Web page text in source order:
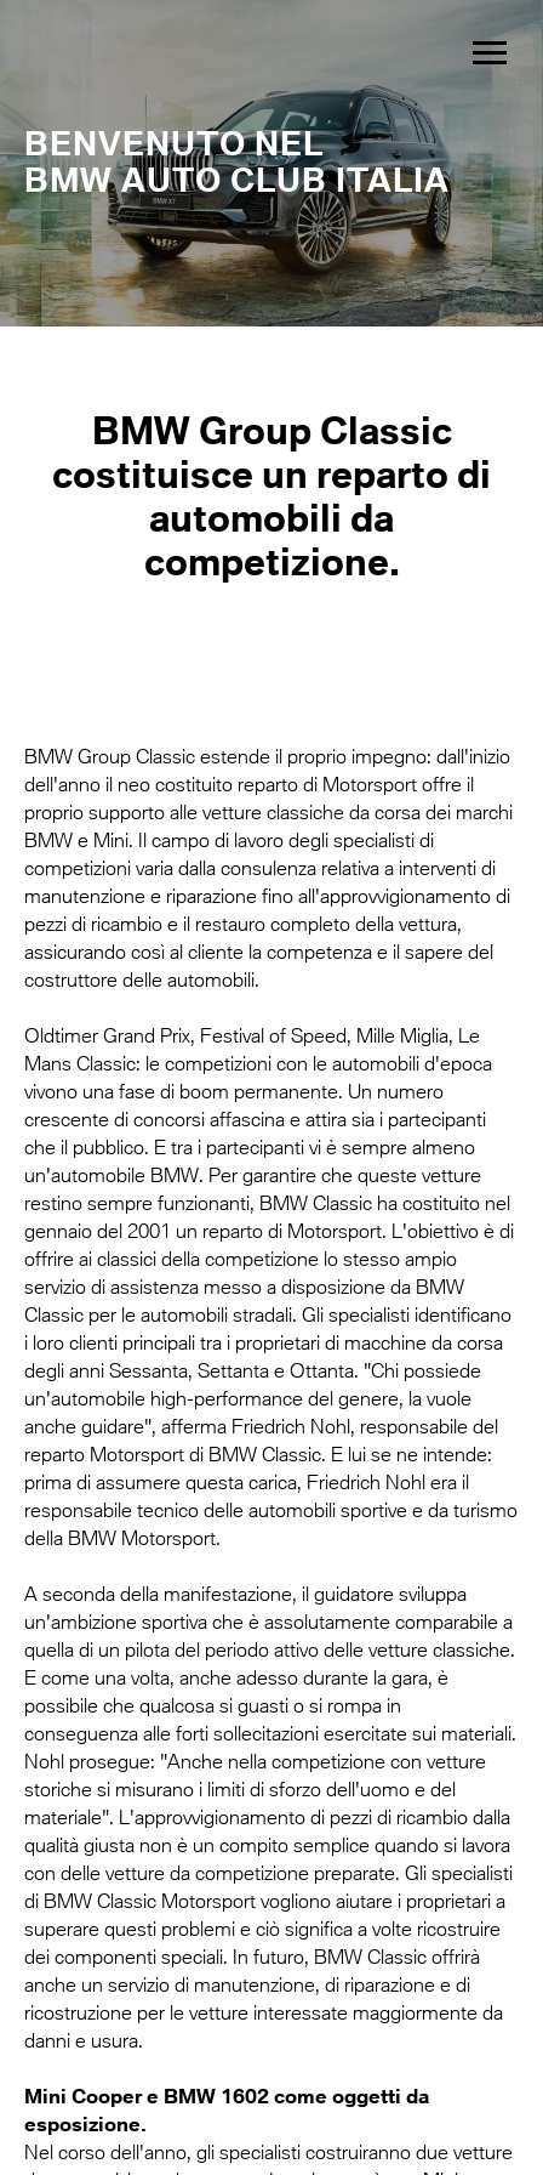
BENVENUTO NEL
BMW AUTO CLUB ITALIA
BMW Group Classic
costituisce un reparto di
automobili da
competizione.
BMW Group Classic estende il proprio impegno: dall'inizio
dell'anno il neo costituito reparto di Motorsport offre il
proprio supporto alle vetture classiche da corsa dei marchi
BMW e Mini. Il campo di lavoro degli specialisti di
competizioni varia dalla consulenza relativa a interventi di
manutenzione e riparazione fino all'approvvigionamento di
pezzi di ricambio e il restauro completo della vettura,
assicurando così al cliente la competenza e il sapere del
costruttore delle automobili.
Oldtimer Grand Prix, Festival of Speed, Mille Miglia, Le
Mans Classic: le competizioni con le automobili d'epoca
vivono una fase di boom permanente. Un numero
crescente di concorsi affascina e attira sia i partecipanti
che il pubblico. E tra i partecipanti vi è sempre almeno
un'automobile BMW. Per garantire che queste vetture
restino sempre funzionanti, BMW Classic ha costituito nel
gennaio del 2001 un reparto di Motorsport. L'obiettivo è di
offrire ai classici della competizione lo stesso ampio
servizio di assistenza messo a disposizione da BMW
Classic per le automobili stradali. Gli specialisti identificano
i loro clienti principali tra i proprietari di macchine da corsa
degli anni Sessanta, Settanta e Ottanta. "Chi possiede
un'automobile high-performance del genere, la vuole
anche guidare", afferma Friedrich Nohl, responsabile del
reparto Motorsport di BMW Classic. E lui se ne intende:
prima di assumere questa carica, Friedrich Nohl era il
responsabile tecnico delle automobili sportive e da turismo
della BMW Motorsport.
A seconda della manifestazione, il guidatore sviluppa
un'ambizione sportiva che è assolutamente comparabile a
quella di un pilota del periodo attivo delle vetture classiche.
E come una volta, anche adesso durante la gara, è
possibile che qualcosa si guasti o si rompa in
conseguenza alle forti sollecitazioni esercitate sui materiali.
Nohl prosegue: "Anche nella competizione con vetture
storiche si misurano i limiti di sforzo dell'uomo e del
materiale". L'approvvigionamento di pezzi di ricambio dalla
qualità giusta non è un compito semplice quando si lavora
con delle vetture da competizione preparate. Gli specialisti
di BMW Classic Motorsport vogliono aiutare i proprietari a
superare questi problemi e ciò significa a volte ricostruire
dei componenti speciali. In futuro, BMW Classic offrirà
anche un servizio di manutenzione, di riparazione e di
ricostruzione per le vetture interessate maggiormente da
danni e usura.
Mini Cooper e BMW 1602 come oggetti da
esposizione.
Nel corso dell'anno, gli specialisti costruiranno due vetture